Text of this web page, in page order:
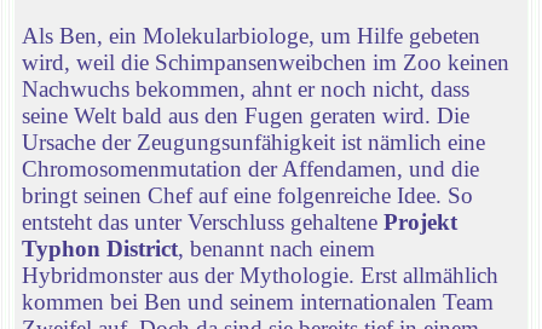
Als Ben, ein Molekularbiologe, um Hilfe gebeten
wird, weil die Schimpansenweibchen im Zoo keinen
Nachwuchs bekommen, ahnt er noch nicht, dass
seine Welt bald aus den Fugen geraten wird. Die
Ursache der Zeugungsunfähigkeit ist nämlich eine
Chromosomenmutation der Affendamen, und die
bringt seinen Chef auf eine folgenreiche Idee. So
entsteht das unter Verschluss gehaltene Projekt
Typhon District, benannt nach einem
Hybridmonster aus der Mythologie. Erst allmählich
kommen bei Ben und seinem internationalen Team